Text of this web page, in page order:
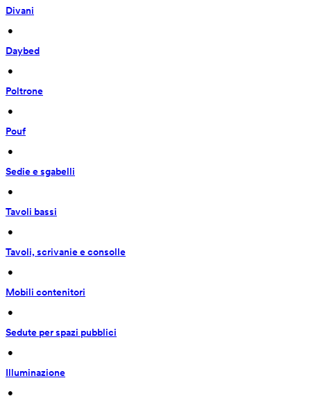
Divani
•
Daybed
•
Poltrone
•
Pouf
•
Sedie e sgabelli
•
Tavoli bassi
•
Tavoli, scrivanie e consolle
•
Mobili contenitori
•
Sedute per spazi pubblici
•
Illuminazione
•